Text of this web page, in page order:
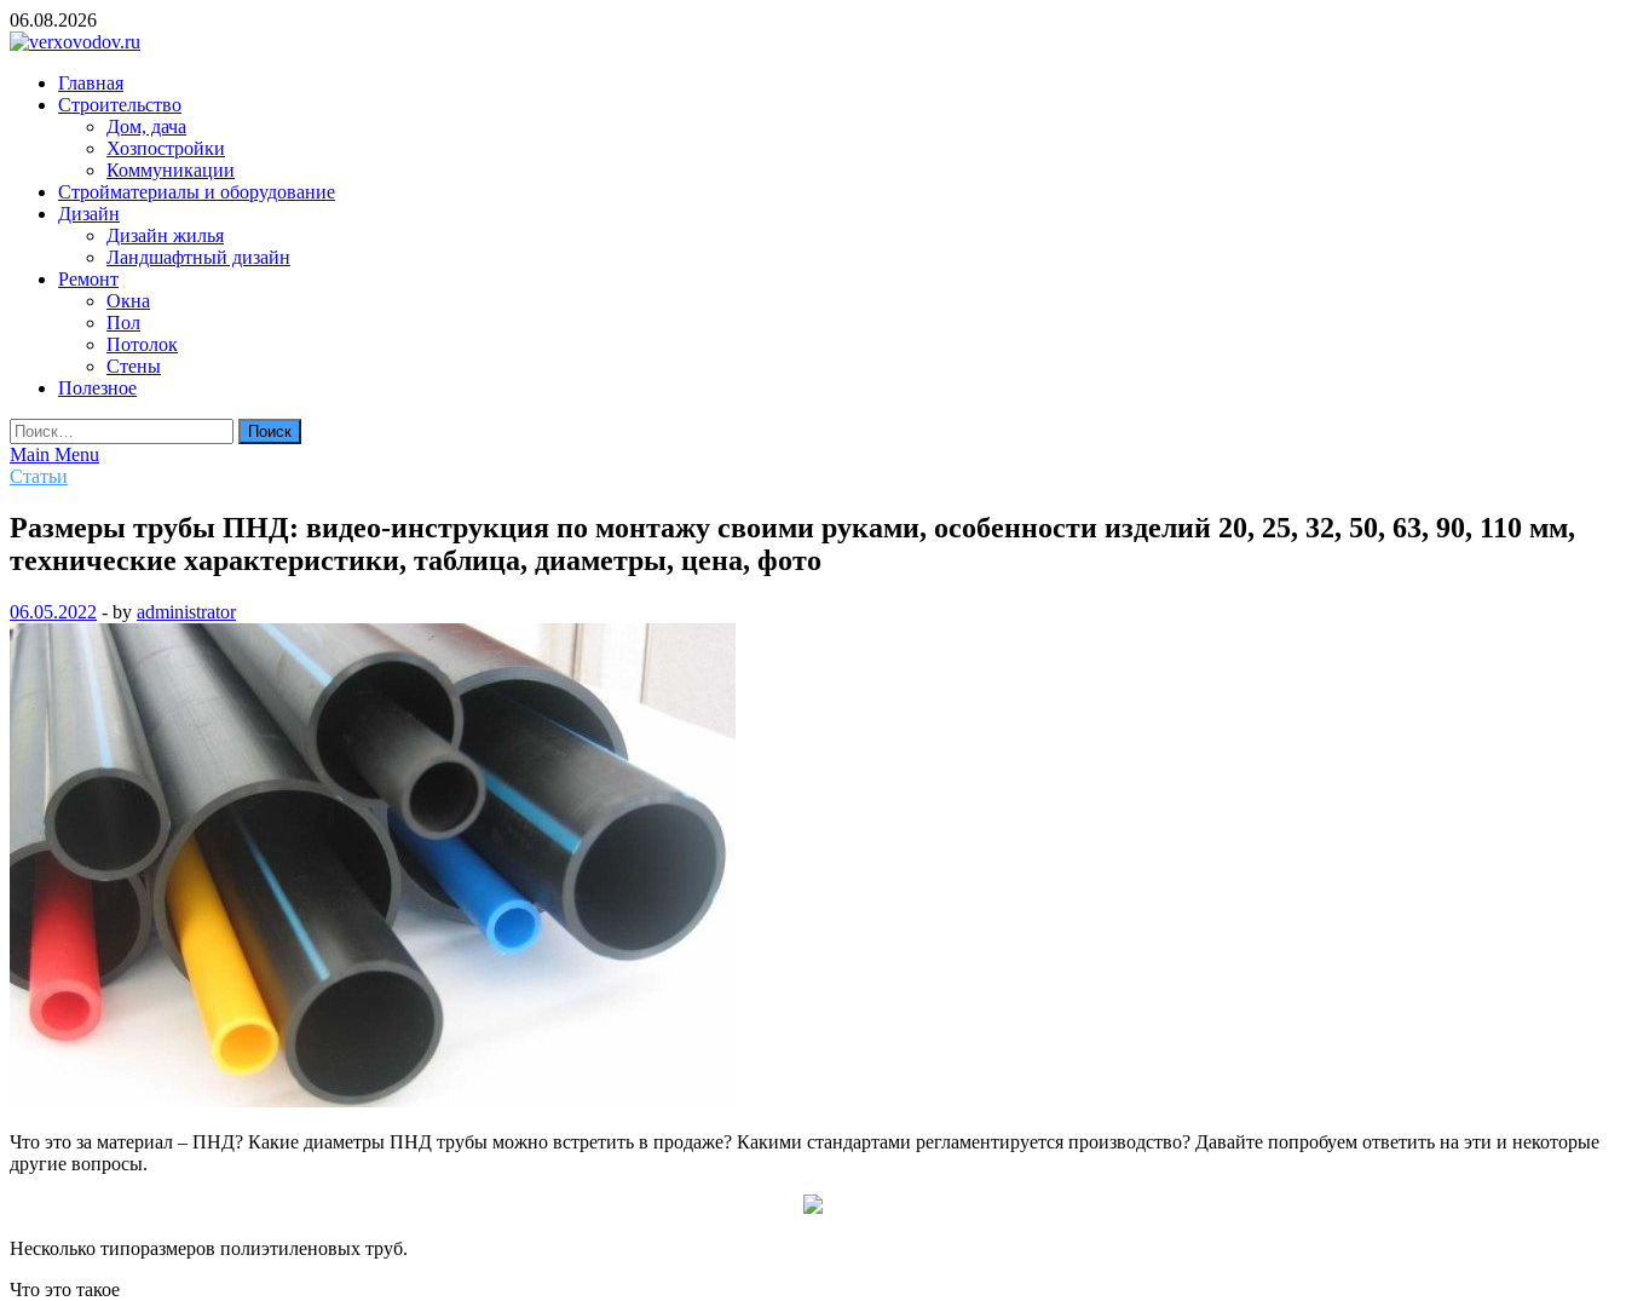
Skip
to
06.08.2026
verxovodov.ru
Ремонт и строительство
Главная
Строительство
Дом, дача
Хозпостройки
Коммуникации
Стройматериалы и оборудование
Дизайн
Дизайн жилья
Ландшафтный дизайн
Ремонт
Окна
Пол
Потолок
Стены
Полезное
Найти:
Main Menu
Статьи
Размеры трубы ПНД: видео-инструкция по монтажу своими руками, особенности изделий 20, 25, 32, 50, 63, 90, 110 мм,
технические характеристики, таблица, диаметры, цена, фото
06.05.2022 - by administrator
Что это за материал – ПНД? Какие диаметры ПНД трубы можно встретить в продаже? Какими стандартами регламентируется производство? Давайте попробуем ответить на эти и некоторые
другие вопросы.
Несколько типоразмеров полиэтиленовых труб.
Что это такое